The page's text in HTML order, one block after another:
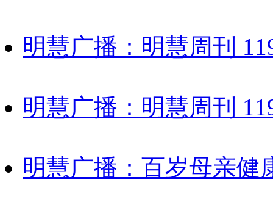
明慧广播：明慧周刊
明慧广播：明慧周刊
明慧广播：百岁母亲健